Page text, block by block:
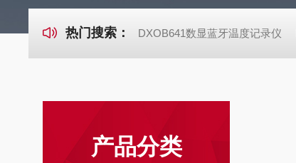
热门搜索： DXOB641数显蓝牙温度记录仪
产品分类